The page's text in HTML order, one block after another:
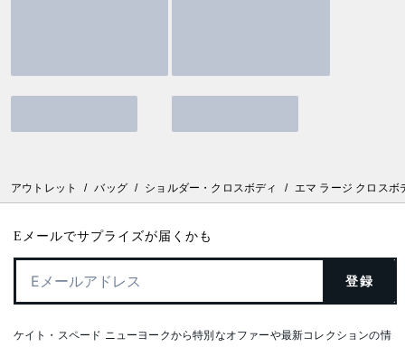
アウトレット / バッグ / ショルダー・クロスボディ / エマ ラージ クロスボ
Eメールでサプライズが届くかも
登録
ケイト・スペード ニューヨークから特別なオファーや最新コレクションの情